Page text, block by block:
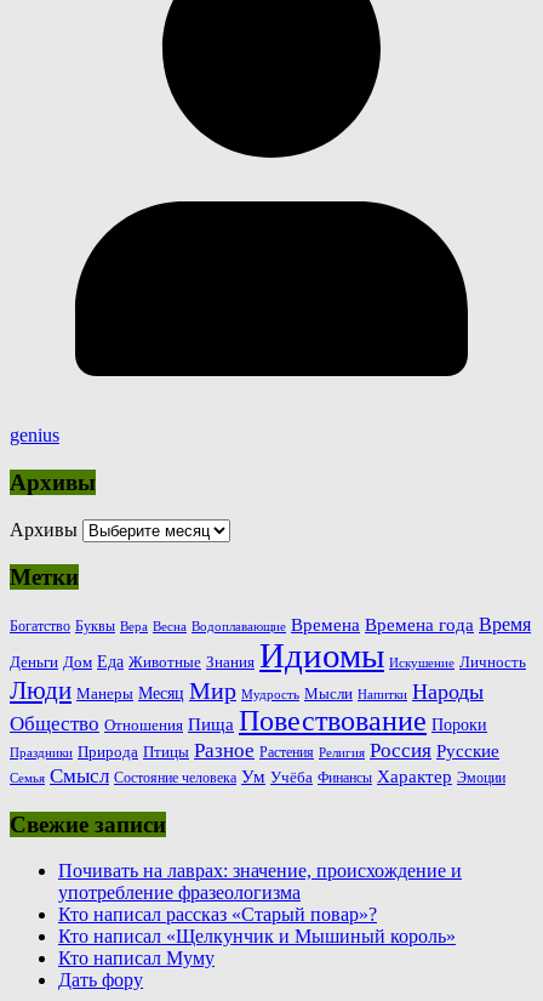
genius
Архивы
Архивы
Метки
Богатство Буквы Вера Весна Водоплавающие Времена Времена года Время
Деньги Дом Еда Животные Знания Идиомы Искушение Личность
Люди Манеры Месяц Мир Мудрость Мысли Напитки Народы
Общество Отношения Пища Повествование Пороки
Праздники Природа Птицы Разное Растения Религия Россия Русские
Семья Смысл Состояние человека Ум Учёба Финансы Характер Эмоции
Свежие записи
Почивать на лаврах: значение, происхождение и
употребление фразеологизма
Кто написал рассказ «Старый повар»?
Кто написал «Щелкунчик и Мышиный король»
Кто написал Муму
Дать фору